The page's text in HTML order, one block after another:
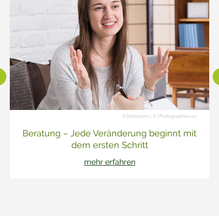
Fotolia.com | © Photographee.eu
Beratung – Jede Veränderung beginnt mit
dem ersten Schritt
mehr erfahren